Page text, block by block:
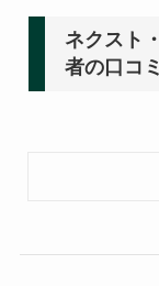
ネクスト
者の口コ